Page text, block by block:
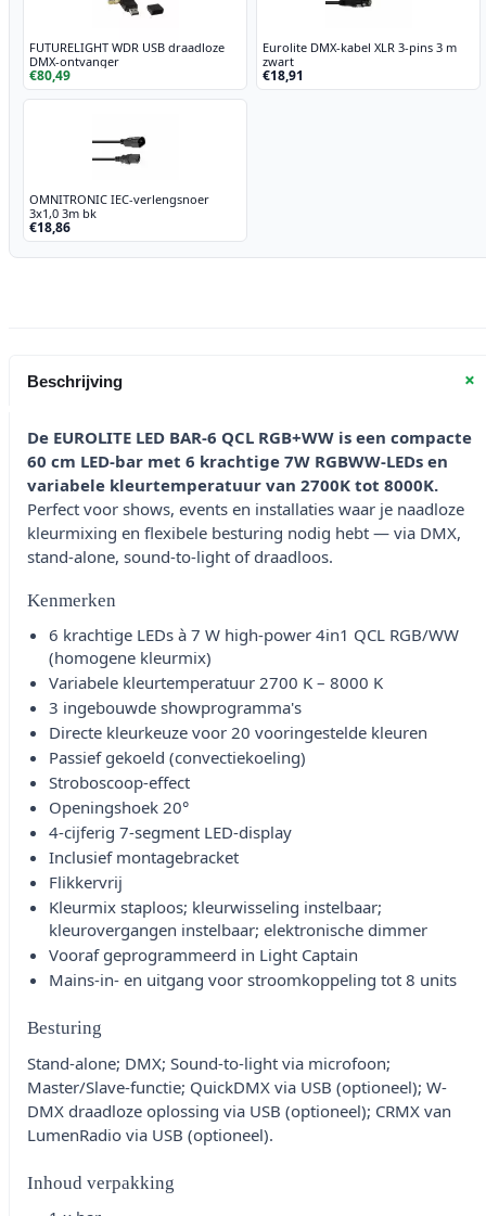
FUTURELIGHT WDR USB draadloze
DMX-ontvanger
€80,49
Eurolite DMX-kabel XLR 3-pins 3 m
zwart
€18,91
OMNITRONIC IEC-verlengsnoer
3x1,0 3m bk
€18,86
Beschrijving +
De EUROLITE LED BAR-6 QCL RGB+WW is een compacte
60 cm LED-bar met 6 krachtige 7W RGBWW-LEDs en
variabele kleurtemperatuur van 2700K tot 8000K.
Perfect voor shows, events en installaties waar je naadloze
kleurmixing en flexibele besturing nodig hebt — via DMX,
stand-alone, sound-to-light of draadloos.
Kenmerken
6 krachtige LEDs à 7 W high-power 4in1 QCL RGB/WW
(homogene kleurmix)
Variabele kleurtemperatuur 2700 K – 8000 K
3 ingebouwde showprogramma's
Directe kleurkeuze voor 20 vooringestelde kleuren
Passief gekoeld (convectiekoeling)
Stroboscoop-effect
Openingshoek 20°
4-cijferig 7-segment LED-display
Inclusief montagebracket
Flikkervrij
Kleurmix staploos; kleurwisseling instelbaar;
kleurovergangen instelbaar; elektronische dimmer
Vooraf geprogrammeerd in Light Captain
Mains-in- en uitgang voor stroomkoppeling tot 8 units
Besturing
Stand-alone; DMX; Sound-to-light via microfoon;
Master/Slave-functie; QuickDMX via USB (optioneel); W-
DMX draadloze oplossing via USB (optioneel); CRMX van
LumenRadio via USB (optioneel).
Inhoud verpakking